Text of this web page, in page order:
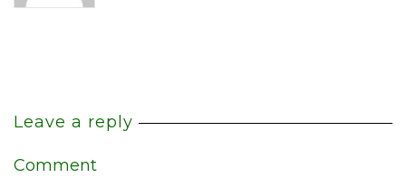
Leave a reply
Comment